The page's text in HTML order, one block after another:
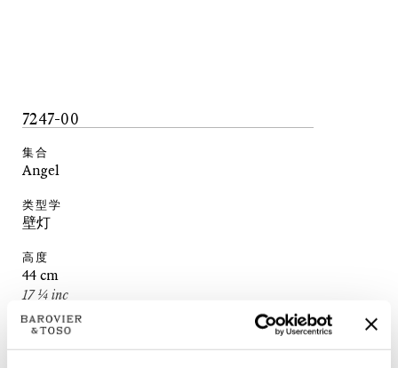
7247-00
集合
Angel
类型学
壁灯
高度
44 cm
17 ¼ inc
长度
39cm